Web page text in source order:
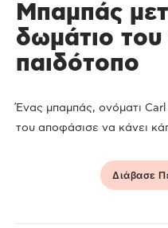
Μπαμπάς
δωμάτιο
παιδότοπο
Ένας μπαμπάς, ονόματι
του αποφάσισε να κάνει
Διάβασε